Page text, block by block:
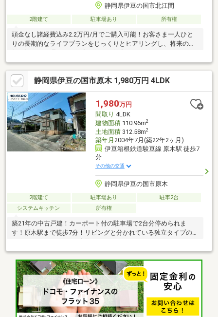
静岡県伊豆の国市北江間
2階建て 駐車場あり 所有権
頭金なし諸経費込み2.2万円/月でご購入可能！お客さま一人ひと
りの長期的なライフプランをじっくりとヒアリングし、将来の負
静岡県伊豆の国市原木 1,980万円 4LDK
1,980万円
間取り 4LDK
建物面積110.96m2
土地面積312.58m2
築年月 2004年7月(築22年2ヶ月)
伊豆箱根鉄道駿豆線 原木駅 徒歩7
分
その他の交通
静岡県伊豆の国市原木
2階建て 駐車場あり
駐車2台
システムキッチン
所有権
築21年の中古戸建！カーポート付の駐車場で2台分停められま
す！原木駅まで徒歩7分！リビングと分かれている独立タイプのキ